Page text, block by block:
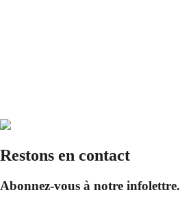
Restons en contact
Abonnez-vous à notre infolettre.